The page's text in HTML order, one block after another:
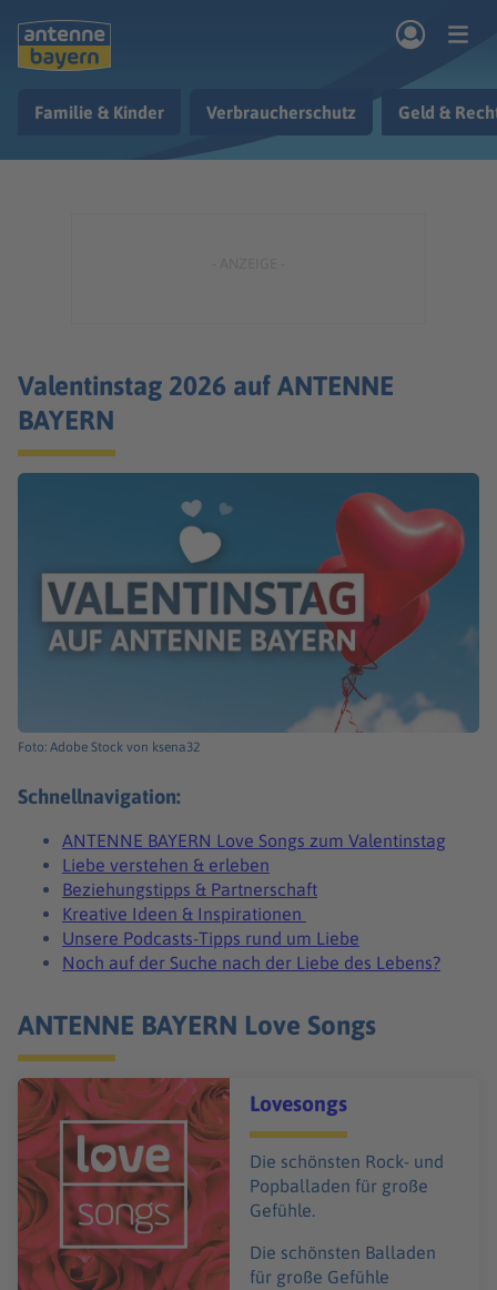
Ratgeber
Familie & Kinder Verbraucherschutz Geld &
Valentinstag 2026 auf ANTENNE
BAYERN
Foto: Adobe Stock von ksena32
Schnellnavigation:
ANTENNE BAYERN Love Songs zum Valentinstag
Liebe verstehen & erleben
Beziehungstipps & Partnerschaft
Kreative Ideen & Inspirationen
Unsere Podcasts-Tipps rund um Liebe
Noch auf der Suche nach der Liebe des Lebens?
ANTENNE BAYERN Love Songs
Audiotitel - Lovesongs
Lovesongs
Die schönsten Rock- und
Popballaden für große
Gefühle.
Die schönsten Balladen
für große Gefühle